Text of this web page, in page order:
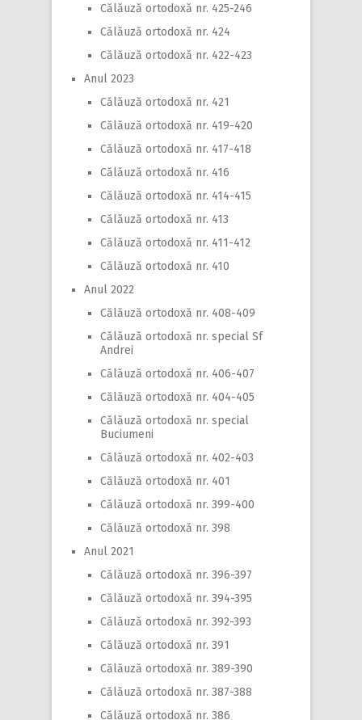
Călăuză ortodoxă nr. 425-246
Călăuză ortodoxă nr. 424
Călăuză ortodoxă nr. 422-423
Anul 2023
Călăuză ortodoxă nr. 421
Călăuză ortodoxă nr. 419-420
Călăuză ortodoxă nr. 417-418
Călăuză ortodoxă nr. 416
Călăuză ortodoxă nr. 414-415
Călăuză ortodoxă nr. 413
Călăuză ortodoxă nr. 411-412
Călăuză ortodoxă nr. 410
Anul 2022
Călăuză ortodoxă nr. 408-409
Călăuză ortodoxă nr. special Sf
Andrei
Călăuză ortodoxă nr. 406-407
Călăuză ortodoxă nr. 404-405
Călăuză ortodoxă nr. special
Buciumeni
Călăuză ortodoxă nr. 402-403
Călăuză ortodoxă nr. 401
Călăuză ortodoxă nr. 399-400
Călăuză ortodoxă nr. 398
Anul 2021
Călăuză ortodoxă nr. 396-397
Călăuză ortodoxă nr. 394-395
Călăuză ortodoxă nr. 392-393
Călăuză ortodoxă nr. 391
Călăuză ortodoxă nr. 389-390
Călăuză ortodoxă nr. 387-388
Călăuză ortodoxă nr. 386